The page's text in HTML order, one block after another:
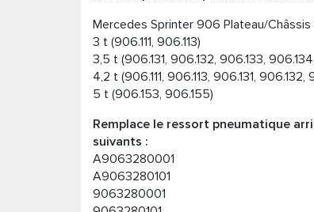
Mercedes Sprinter 906 Plateau/
3 t (906.111, 906.113)
3,5 t (906.131, 906.132, 906.133,
4,2 t (906.111, 906.113, 906.131,
5 t (906.153, 906.155)
Remplace le ressort pneumatique
suivants :
A9063280001
A9063280101
9063280001